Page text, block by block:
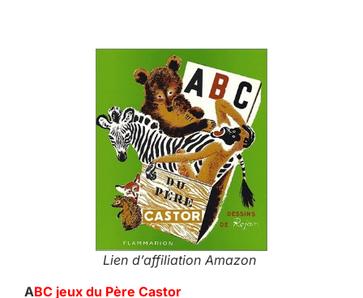
Lien d’affiliation Amazon
ABC jeux du Père Castor